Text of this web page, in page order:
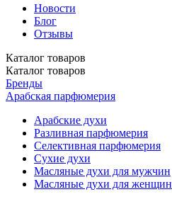
Новости
Блог
Отзывы
Каталог товаров
Каталог товаров
Бренды
Арабская парфюмерия
Арабские духи
Разливная парфюмерия
Селективная парфюмерия
Сухие духи
Масляные духи для мужчин
Масляные духи для женщин